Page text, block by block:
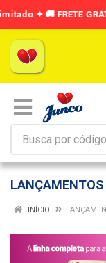
LANÇAMENTOS
INÍCIO